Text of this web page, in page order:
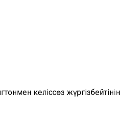
келіссөз жүргізбейтінін